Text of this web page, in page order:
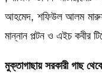
আহমেদ, শফিউল আলম
মান্নান পল্টন ও এইচ কবীর
মুক্তাগাছায় সরকারী গাছ